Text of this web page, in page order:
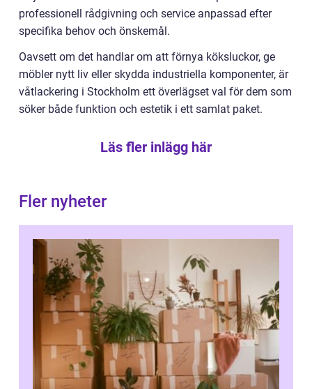
professionell rådgivning och service anpassad efter
specifika behov och önskemål.
Oavsett om det handlar om att förnya köksluckor, ge
möbler nytt liv eller skydda industriella komponenter, är
våtlackering i Stockholm ett överlägset val för dem som
söker både funktion och estetik i ett samlat paket.
Läs fler inlägg här
Fler nyheter